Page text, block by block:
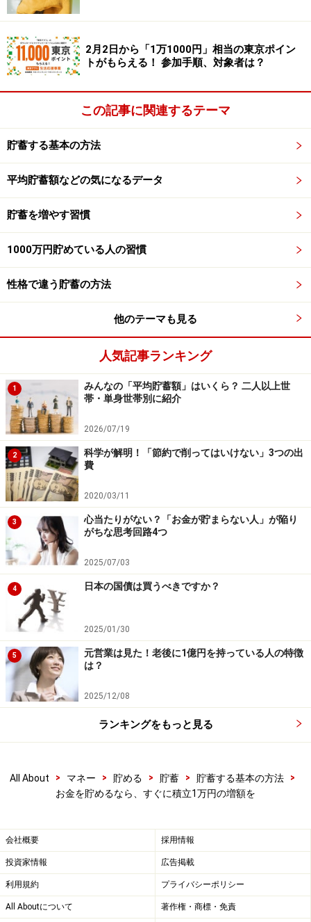
ファイナンシャル・プランニングの基本では、まず家
計、1カ月の収支を洗い出して、無駄な支出がないか、
貯蓄に回せるお金がないかを確認し、毎月の貯蓄額を決
めましょうと説明します。
こうなると、せっかく「お金を貯めたい！」と思って
も、貯める前にやらなければならないことのハードルが
てしまいます。
だから、もし、お金を貯めたい！と思ったなら、勤務先
に貯蓄制度（社内預金、財形貯蓄、確定拠出年金）があ
るなら、明日にでも書類をもらいに行くことです。すで
に利用しているなら、毎月1万円の増額をすることで
ぐ毎月1万円の増額を申し込むことです。時間をおいて
お金を貯めたいと思ったことを確実に早く終わらせる。
このことが大事なのです。これらのことは、勉強が必要
なことでも、調べる必要もないことです。自分が動くだ
けです。
もちろん、毎月1万円の貯蓄ができたからといって、そ
れで安心はできません。しかし、お金を貯めたいと思っ
たことを、まずは1つ実現できれば、次へのステップに
進めるのです。
月1万円は行動パターンを変えることで節約
できる
毎月1万円貯蓄額を増やしたら、その分、使えるお金が
なくなるから、そんなにすぐにはできない、と思うかも
しれません。そのとおりです。毎月1万円、何かを削ら
ないといけないのです。無駄使いしていないし、家計は
ギリギリ。そういう人もいるでしょう。でも数字だけで
りません。それは、毎日、そういう生活をして、その結
1日の行動パターン、1カ月の行動パターンを思い返すこ
とで、毎月1万円を浮かすことができます。
2月2日から「1万1000円」相当の東京ポイン
トがもらえる！ 参加手順、対象者は？
この記事に関連するテーマ
貯蓄する基本の方法
平均貯蓄額などの気になるデータ
貯蓄を増やす習慣
1000万円貯めている人の習慣
性格で違う貯蓄の方法
他のテーマも見る
人気記事ランキング
1
みんなの「平均貯蓄額」はいくら？ 二人以上世
帯・単身世帯別に紹介
2026/07/19
2
科学が解明！「節約で削ってはいけない」3つの出
費
2020/03/11
3
心当たりがない？「お金が貯まらない人」が陥り
がちな思考回路4つ
2025/07/03
4 日本の国債は買うべきですか？
2025/01/30
5
元営業は見た！老後に1億円を持っている人の特徴
は？
2025/12/08
ランキングをもっと見る
All About > マネー > 貯める > 貯蓄 > 貯蓄する基本の方法
>
お金を貯めるなら、すぐに積立1万円の増額を
会社概要 採用情報
投資家情報 広告掲載
利用規約 プライバシーポリシー
All Aboutについて 著作権・商標・免責